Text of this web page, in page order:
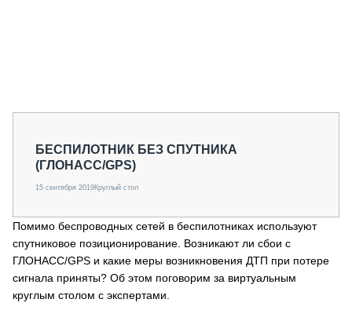
БЕСПИЛОТНИК БЕЗ СПУТНИКА
(ГЛОНАСС/GPS)
15 сентября 2019Круглый стол
Помимо беспроводных сетей в беспилотниках используют
спутниковое позиционирование. Возникают ли сбои с
ГЛОНАСС/GPS и какие меры возникновения ДТП при потере
сигнала приняты? Об этом поговорим за виртуальным
круглым столом с экспертами.